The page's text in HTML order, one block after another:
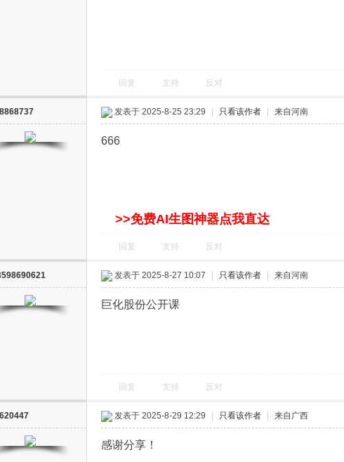
回复 支持 反对
发表于 2025-8-25 23:29 只看该作者 来自河南
666
>>免费AI生图神器点我直达
回复 支持 反对
发表于 2025-8-27 10:07 只看该作者 来自河南
巨化股份公开课
回复 支持 反对
发表于 2025-8-29 12:29 只看该作者 来自广西
感谢分享！